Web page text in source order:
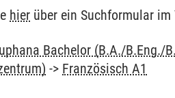
hier über ein Suchformular
Bachelor (B.A./B.Eng./
-> Französisch A1